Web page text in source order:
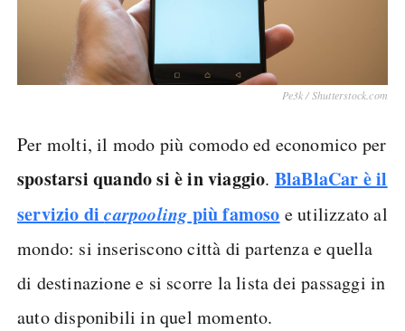
Pe3k / Shutterstock.com
Per molti, il modo più comodo ed economico per
spostarsi quando si è in viaggio. BlaBlaCar è il
servizio dicarpooling più famoso e utilizzato al
mondo: si inseriscono città di partenza e quella
di destinazione e si scorre la lista dei passaggi in
auto disponibili in quel momento.